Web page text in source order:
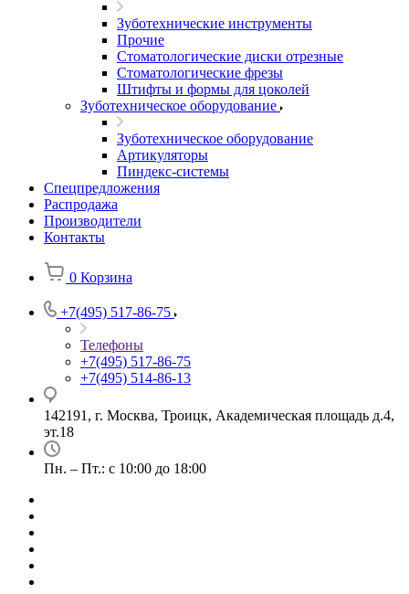
Зуботехнические инструменты
Прочие
Стоматологические диски отрезные
Стоматологические фрезы
Штифты и формы для цоколей
Зуботехническое оборудование
Зуботехническое оборудование
Артикуляторы
Пиндекс-системы
Спецпредложения
Распродажа
Производители
Контакты
0 Корзина
+7(495) 517-86-75
Телефоны
+7(495) 517-86-75
+7(495) 514-86-13
142191, г. Москва, Троицк, Академическая площадь д.4,
эт.18
Пн. – Пт.: с 10:00 до 18:00